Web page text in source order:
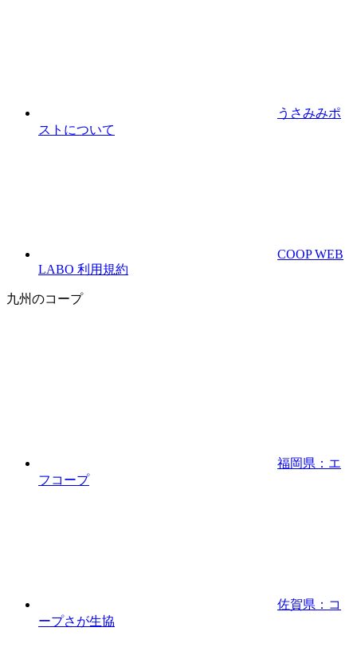
うさみみポ
ストについて
COOP WEB
LABO 利用規約
九州のコープ
福岡県：エ
フコープ
佐賀県：コ
ープさが生協